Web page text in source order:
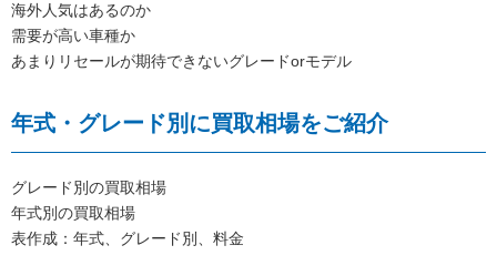
海外人気はあるのか
需要が高い車種か
あまりリセールが期待できないグレードorモデル
年式・グレード別に買取相場をご紹介
グレード別の買取相場
年式別の買取相場
表作成：年式、グレード別、料金